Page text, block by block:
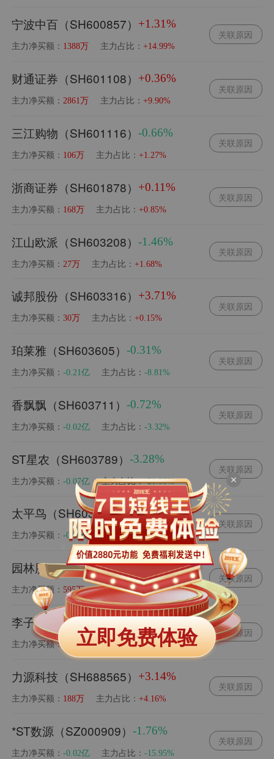
宁波中百（SH600857） +1.31%
主力净买额： 1388万 主力占比：+14.99%
关联原因
财通证券（SH601108） +0.36%
主力净买额：2861万 主力占比：+9.90%
关联原因
三江购物（SH601116）-0.66%
主力净买额： 106万 主力占比：+1.27%
关联原因
浙商证券（SH601878） +0.11%
主力净买额： 168万 主力占比：+0.85%
关联原因
江山欧派（SH603208）-1.46%
主力净买额： 27万 主力占比：+1.68%
关联原因
诚邦股份（SH603316） +3.71%
主力净买额：30万 主力占比：+0.15%
关联原因
珀莱雅（SH603605）-0.31%
主力净买额：-0.21亿 主力占比：-8.81%
关联原因
香飘飘（SH603711）-0.72%
主力净买额：-0.02亿 主力占比：-3.32%
关联原因
ST星农（SH603789）-3.28%
主力净买额：-0.07亿 主力占比：-21.90%
关联原因
太平鸟（SH603877）-2.47%
主力净买额：-0.10亿 主力占比：-24.77%
关联原因
园林股份（SH605303）+2.41%
主力净买额：595万 主力占比：+7.60%
关联原因
李子园（SH605337）+0.21%
主力净买额： 0.00亿 主力占比：-0.71%
关联原因
力源科技（SH688565） +3.14%
主力净买额： 188万 主力占比：+4.16%
关联原因
*ST数源（SZ000909）-1.76%
主力净买额：-0.02亿 主力占比：-15.95%
关联原因
立即免费体验